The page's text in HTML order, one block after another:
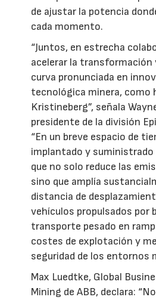
de ajustar la potencia
cada momento.
“Juntos, en estrecha
acelerar la transformación
curva pronunciada en
tecnológica minera, como
Kristineberg”, señala
presidente de la división
“En un breve espacio de
implantado y
que no solo reduce las
sino que amplía
distancia de
vehículos propulsados por
transporte pesado en
costes de explotación y
seguridad de los entornos
Max Luedtke, Global
Mining de ABB, declara: